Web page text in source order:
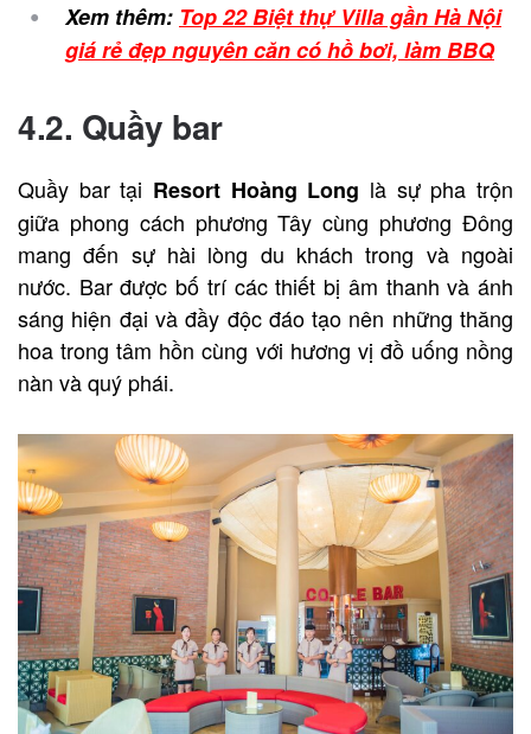
Xem thêm: Top 22 Biệt thự Villa gần Hà Nội
giá rẻ đẹp nguyên căn có hồ bơi, làm BBQ
4.2. Quầy bar
Quầy bar tại Resort Hoàng Long là sự pha trộn
giữa phong cách phương Tây cùng phương Đông
mang đến sự hài lòng du khách trong và ngoài
nước. Bar được bố trí các thiết bị âm thanh và ánh
sáng hiện đại và đầy độc đáo tạo nên những thăng
hoa trong tâm hồn cùng với hương vị đồ uống nồng
nàn và quý phái.